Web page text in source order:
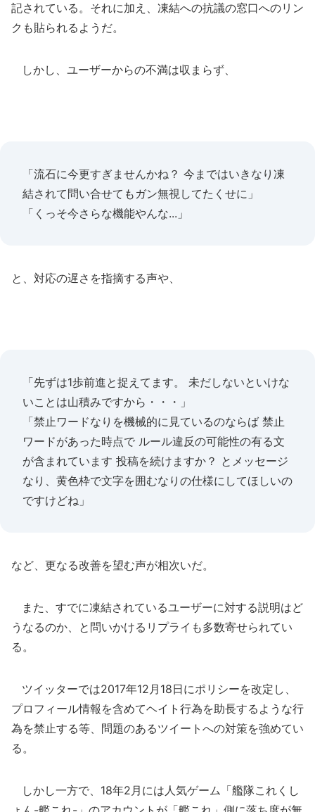
記されている。それに加え、凍結への抗議の窓口へのリン
クも貼られるようだ。
しかし、ユーザーからの不満は収まらず、
「流石に今更すぎませんかね？ 今まではいきなり凍
結されて問い合せてもガン無視してたくせに」
「くっそ今さらな機能やんな...」
と、対応の遅さを指摘する声や、
「先ずは1歩前進と捉えてます。 未だしないといけな
いことは山積みですから・・・」
「禁止ワードなりを機械的に見ているのならば 禁止
ワードがあった時点で ルール違反の可能性の有る文
が含まれています 投稿を続けますか？ とメッセージ
なり、黄色枠で文字を囲むなりの仕様にしてほしいの
ですけどね」
など、更なる改善を望む声が相次いだ。
また、すでに凍結されているユーザーに対する説明はど
うなるのか、と問いかけるリプライも多数寄せられてい
る。
ツイッターでは2017年12月18日にポリシーを改定し、
プロフィール情報を含めてヘイト行為を助長するような行
為を禁止する等、問題のあるツイートへの対策を強めてい
る。
しかし一方で、18年2月には人気ゲーム「艦隊これくし